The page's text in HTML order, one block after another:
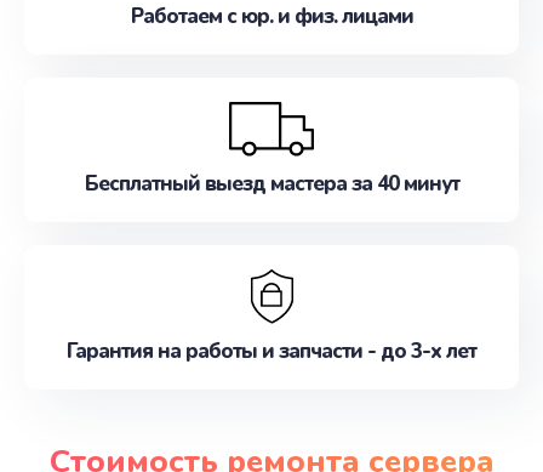
Работаем с юр. и физ. лицами
Бесплатный выезд мастера за 40 минут
Гарантия на работы и запчасти - до 3-х лет
Стоимость ремонта сервера